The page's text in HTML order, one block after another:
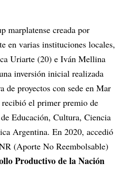
marplatense creada por
en varias instituciones locales,
Uriarte (20) e Iván Mellina
inversión inicial realizada
de proyectos con sede en Mar
el primer premio de
Educación, Cultura, Ciencia
Argentina. En 2020, accedió
(Aporte No Reembolsable)
Productivo de la Nación